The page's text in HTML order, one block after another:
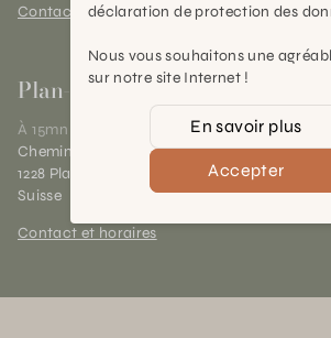
Contact et horaires
Plan-les-Ouates
À 15mn du centre de Genève
Chemin des Charrotons 25
1228 Plan-les-Ouates (GE)
Suisse
Contact et horaires
déclaration de protection des
Nous vous souhaitons une
sur notre site Internet !
En savoir plus
Accepter